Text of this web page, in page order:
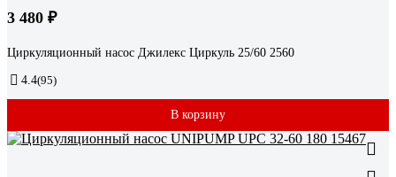
3 480 ₽
Циркуляционный насос Джилекс Циркуль 25/60 2560
4.4(95)
В корзину